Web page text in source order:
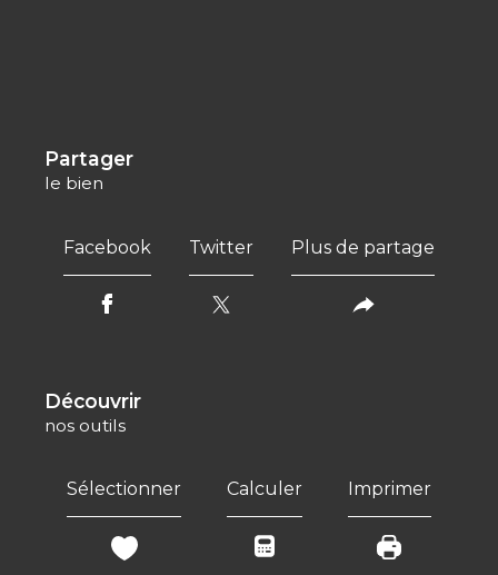
partager
le bien
Facebook Twitter Plus de partage
découvrir
nos outils
Sélectionner Calculer Imprimer